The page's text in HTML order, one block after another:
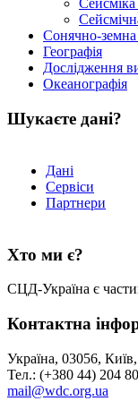
Сейсміка
Сонячно-земна
Географія
Дослідження
Океанографія
Шукаєте дані?
Дані
Сервіси
Партнери
Хто ми є?
СЦД-Україна є
Контактна
Україна, 03056,
Тел.: (+380 44) 204
mail@wdc.org.ua